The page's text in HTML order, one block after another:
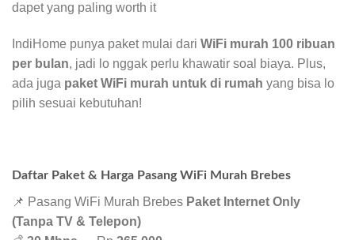
dapet yang paling worth it
IndiHome punya paket mulai dari WiFi murah 100 ribuan
per bulan, jadi lo nggak perlu khawatir soal biaya. Plus,
ada juga paket WiFi murah untuk di rumah yang bisa lo
pilih sesuai kebutuhan!
Daftar Paket & Harga Pasang WiFi Murah Brebes
📌 Pasang WiFi Murah Brebes Paket Internet Only
(Tanpa TV & Telepon)